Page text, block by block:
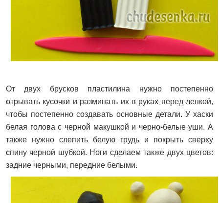
От двух брусков пластилина нужно постепенно
отрывать кусочки и разминать их в руках перед лепкой,
чтобы постепенно создавать основные детали. У хаски
белая голова с черной макушкой и черно-белые уши. А
также нужно слепить белую грудь и покрыть сверху
спину черной шубкой. Ноги сделаем также двух цветов:
задние черными, передние белыми.